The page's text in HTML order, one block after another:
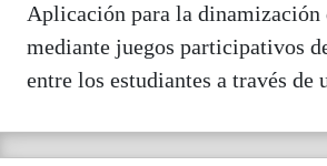
Aplicación para la dinamización
mediante juegos participativos
entre los estudiantes a través de